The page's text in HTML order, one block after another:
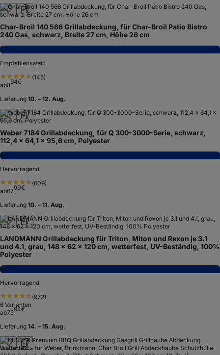
Char-Broil 140 566 Grillabdeckung, für Char-Broil Patio Bistro
240 Gas, schwarz, Breite 27 cm, Höhe 26 cm
7,7
Empfehlenswert
(145)
ab894€
Lieferung 10. – 12. Aug.
Weber 7184 Grillabdeckung, für Q 300-3000-Serie, schwarz,
112,4 x 64,1 x 95,6 cm, Polyester
8,6
Hervorragend
(609)
ab6790€
Lieferung 10. – 11. Aug.
LANDMANN Grillabdeckung für Triton, Miton und Rexon je 3.1
und 4.1, grau, 148 x 62 x 120 cm, wetterfest, UV-Beständig, 100%
Polyester
8,0
Hervorragend
(972)
6 Varianten
ab7594€
Lieferung 14. – 15. Aug.